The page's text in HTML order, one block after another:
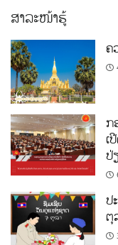
ສາລະໜ້າຮູ້
ຄ
ກ
ເ
ປ່
ປ
ຕຸ